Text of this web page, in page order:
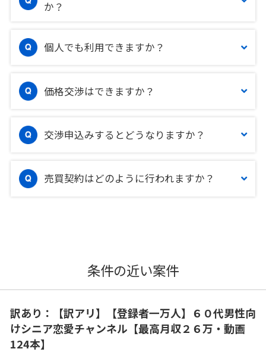
か？
個人でも利用できますか？
価格交渉はできますか？
交渉申込みするとどうなりますか？
売買契約はどのように行われますか？
条件の近い案件
訳あり：【訳アリ】【登録者一万人】６０代男性向
けシニア恋愛チャンネル【最高月収２６万・動画
124本】